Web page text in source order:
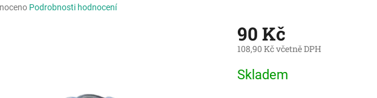
Podrobnosti hodnocení
90 Kč
108,90 Kč včetně DPH
cena:
Skladem